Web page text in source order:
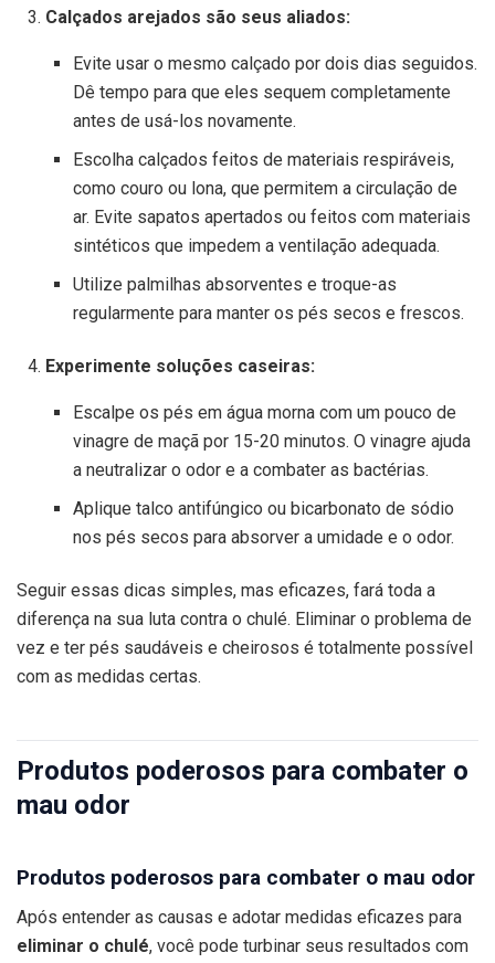
Calçados arejados são seus aliados:
Evite usar o mesmo calçado por dois dias seguidos.
Dê tempo para que eles sequem completamente
antes de usá-los novamente.
Escolha calçados feitos de materiais respiráveis,
como couro ou lona, que permitem a circulação de
ar. Evite sapatos apertados ou feitos com materiais
sintéticos que impedem a ventilação adequada.
Utilize palmilhas absorventes e troque-as
regularmente para manter os pés secos e frescos.
Experimente soluções caseiras:
Escalpe os pés em água morna com um pouco de
vinagre de maçã por 15-20 minutos. O vinagre ajuda
a neutralizar o odor e a combater as bactérias.
Aplique talco antifúngico ou bicarbonato de sódio
nos pés secos para absorver a umidade e o odor.
Seguir essas dicas simples, mas eficazes, fará toda a
diferença na sua luta contra o chulé. Eliminar o problema de
vez e ter pés saudáveis e cheirosos é totalmente possível
com as medidas certas.
Produtos poderosos para combater o
mau odor
Produtos poderosos para combater o mau odor
Após entender as causas e adotar medidas eficazes para
eliminar o chulé, você pode turbinar seus resultados com